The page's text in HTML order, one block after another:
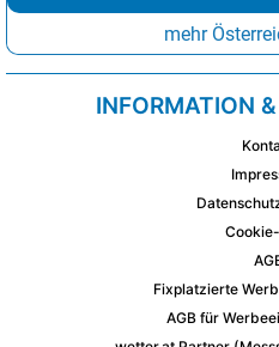
mehr
INFORMATION
Fixplatzierte
AGB für